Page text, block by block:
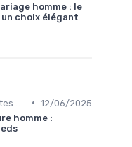
homme : le
choix élégant
• 12/06/2025
homme :